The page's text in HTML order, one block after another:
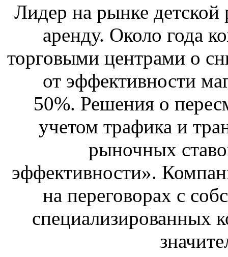
Лидер на рынке детской
аренду. Около года
торговыми центрами о
от эффективности
50%. Решения о
учетом трафика и
рыночных
эффективности».
на переговорах с
специализированных